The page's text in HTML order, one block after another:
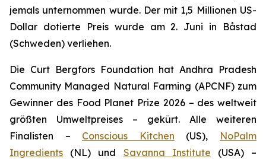
jemals unternommen wurde. Der mit 1,5 Millionen US-
Dollar dotierte Preis wurde am 2. Juni in Båstad
(Schweden) verliehen.
Die Curt Bergfors Foundation hat Andhra Pradesh
Community Managed Natural Farming (APCNF) zum
Gewinner des Food Planet Prize 2026 – des weltweit
größten Umweltpreises – gekürt. Alle weiteren
Finalisten – Conscious Kitchen (US), NoPalm
Ingredients (NL) und Savanna Institute (USA) –